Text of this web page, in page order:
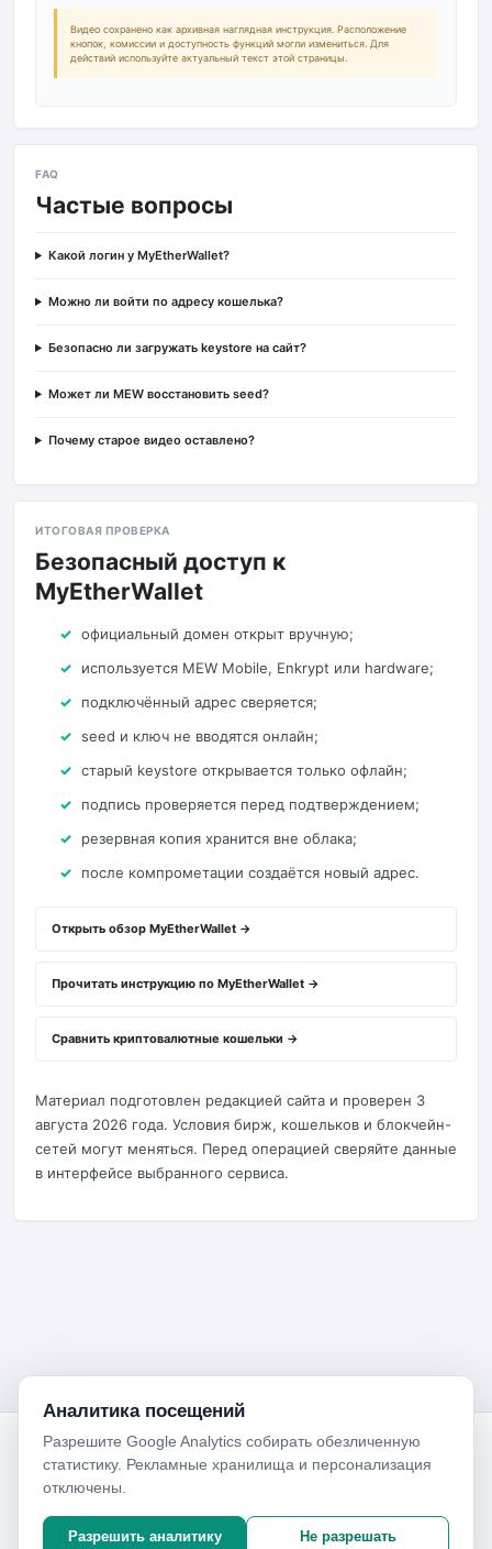
Видео сохранено как архивная наглядная инструкция. Расположение
кнопок, комиссии и доступность функций могли измениться. Для
действий используйте актуальный текст этой страницы.
FAQ
Частые вопросы
Какой логин у MyEtherWallet?
Можно ли войти по адресу кошелька?
Безопасно ли загружать keystore на сайт?
Может ли MEW восстановить seed?
Почему старое видео оставлено?
ИТОГОВАЯ ПРОВЕРКА
Безопасный доступ к
MyEtherWallet
официальный домен открыт вручную;
используется MEW Mobile, Enkrypt или hardware;
подключённый адрес сверяется;
seed и ключ не вводятся онлайн;
старый keystore открывается только офлайн;
подпись проверяется перед подтверждением;
резервная копия хранится вне облака;
после компрометации создаётся новый адрес.
Открыть обзор MyEtherWallet →
Прочитать инструкцию по MyEtherWallet →
Сравнить криптовалютные кошельки →
Материал подготовлен редакцией сайта и проверен 3
августа 2026 года. Условия бирж, кошельков и блокчейн-
сетей могут меняться. Перед операцией сверяйте данные
в интерфейсе выбранного сервиса.
Биржи криптовалют
Справочник по биржам, платёжным системам, кошелькам и
безопасной работе с цифровыми активами.
Биржи
Аналитика посещений
Разрешите Google Analytics собирать обезличенную
статистику. Рекламные хранилища и персонализация
отключены.
Разрешить аналитику Не разрешать